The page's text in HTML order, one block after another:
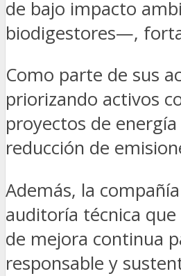
de bajo impacto
biodigestores—,
Como parte de sus
priorizando activos
proyectos de
reducción de
Además, la
auditoría técnica
de mejora continua
responsable y